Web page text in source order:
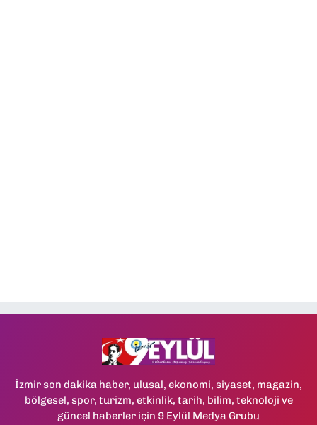
İzmir son dakika haber, ulusal, ekonomi, siyaset, magazin,
bölgesel, spor, turizm, etkinlik, tarih, bilim, teknoloji ve
güncel haberler için 9 Eylül Medya Grubu